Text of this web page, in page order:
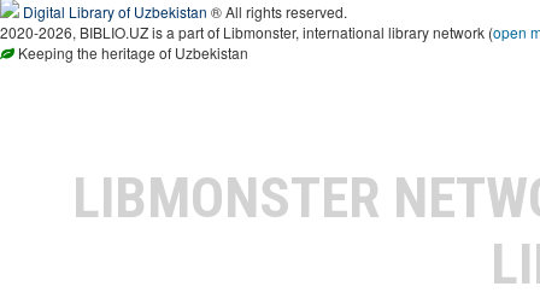
Digital Library of Uzbekistan ® All rights reserved.
2020-2026, BIBLIO.UZ is a part of Libmonster, international library network (open
Keeping the heritage of Uzbekistan
LIBMONSTER